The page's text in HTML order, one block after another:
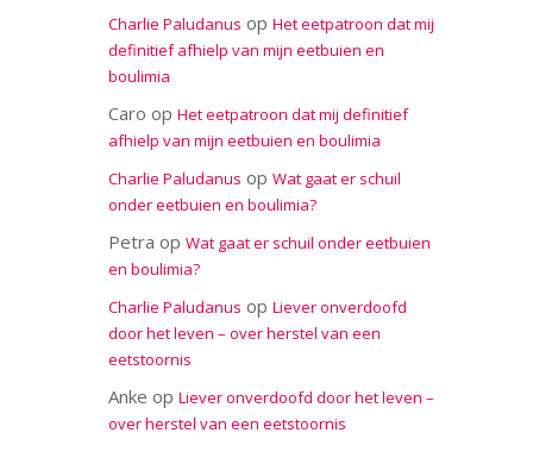
Charlie Paludanus op Het eetpatroon dat mij
definitief afhielp van mijn eetbuien en
boulimia
Caro op Het eetpatroon dat mij definitief
afhielp van mijn eetbuien en boulimia
Charlie Paludanus op Wat gaat er schuil
onder eetbuien en boulimia?
Petra op Wat gaat er schuil onder eetbuien
en boulimia?
Charlie Paludanus op Liever onverdoofd
door het leven – over herstel van een
eetstoornis
Anke op Liever onverdoofd door het leven –
over herstel van een eetstoornis